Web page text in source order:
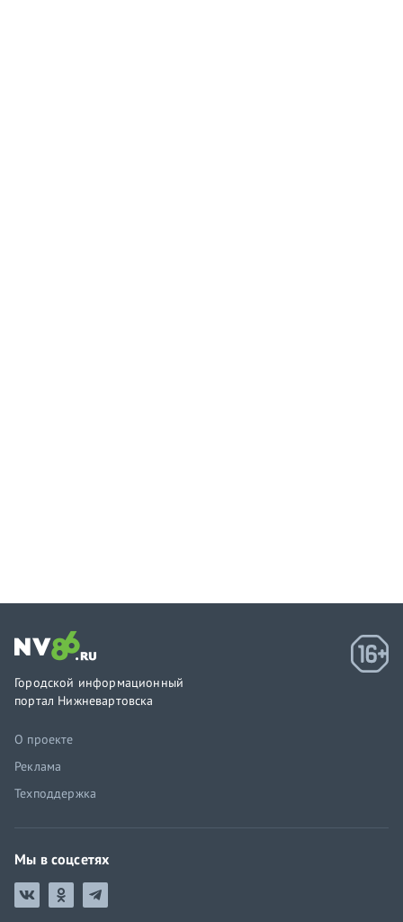
Городской информационный
портал Нижневартовска
О проекте
Реклама
Техподдержка
Мы в соцсетях